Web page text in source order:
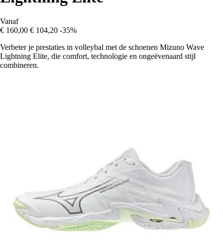
Vanaf
€ 160,00 € 104,20 -35%
Verbeter je prestaties in volleybal met de schoenen Mizuno Wave
Lightning Elite, die comfort, technologie en ongeëvenaard stijl
combineren.